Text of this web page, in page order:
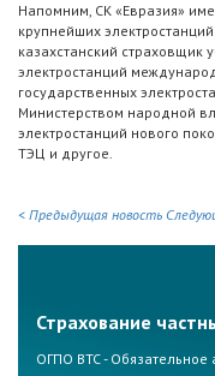
Напомним, СК «Евразия»
крупнейших
казахстанский страховщик
электростанций
государственных
Министерством народной
электростанций нового
ТЭЦ и другое.
< Предыдущая новость
Страхование
ОГПО ВТС - Обязательное